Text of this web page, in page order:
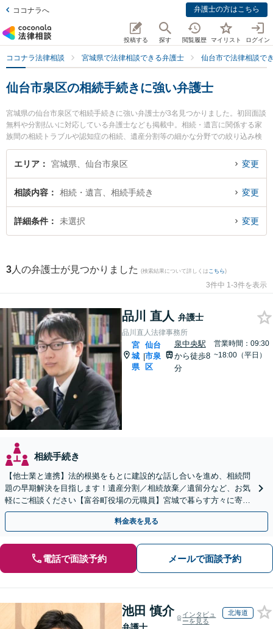
ココナラへ 弁護士の方はこちら
投稿する 探す 閲覧履歴 マイリスト ログイン
ココナラ法律相談 宮城県で法律相談できる弁護士 仙台市で法律相談で
仙台市泉区の相続手続きに強い弁護士
宮城県の仙台市泉区で相続手続きに強い弁護士が3名見つかりました。初回面談
無料や分割払いに対応している弁護士なども掲載中。相続・遺言に関係する家
族間の相続トラブルや認知症の相続、遺産分割等の細かな分野での絞り込み検
索もでき便利です。特に品川直人法律事務所の品川 直人弁護士やあやめ法律事
務所の林屋 陽一郎弁護士、あやめ法律事務所の神坪 浩喜弁護士のプロフィール
きのトラブル解決の実績豊富な近くの弁護士を検索したい』『初回相談無料で
相続手続きを法律相談できる仙台市泉区内の弁護士に相談予約したい』などで
お困りの相談者さんにおすすめです。
エリア 宮城県、仙台市泉区 変更
相談内容 相続・遺言、相続手続き 変更
詳細条件 未選択 変更
3 人の弁護士が見つかりました (検索結果について詳しくは こちら)
3件中 1-3件を表示
品川 直人 弁護士
品川直人法律事務所
宮
城
県
|
仙台
市泉
区
泉中央駅
から徒歩8
分
営業時間：09:30
~18:00（平日）
相続手続き
【他士業と連携】法的根拠をもとに建設的な話し合いを進め、相続問
題の早期解決を目指します！遺産分割／相続放棄／遺留分など、お気
軽にご相談ください【富谷町役場の元職員】宮城で暮らす方々に寄り
添う、敷居の低い事務所です【無料駐車場あり】
料金表を見る
電話で面談予約 メールで面談予約
池田 慎介
インタビュ
ーを見る
北海道